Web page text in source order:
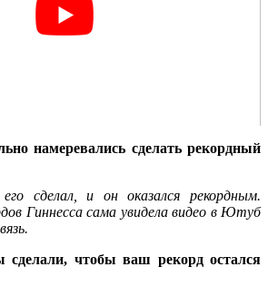
намеревались сделать рекордный
сделал, и он оказался рекордным.
Гиннесса сама увидела видео в Ютуб
чтобы ваш рекорд остался